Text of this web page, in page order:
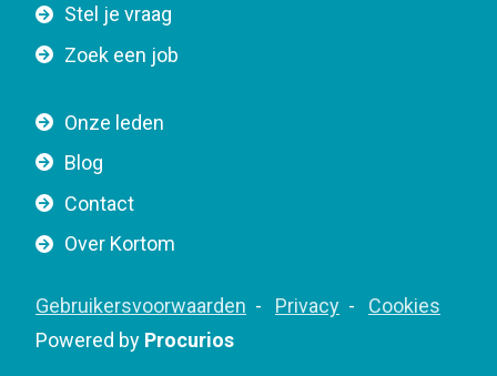
t
e
a
v
i
a
i
o
Stel je vraag
Zoek een job
Onze leden
Blog
Contact
Over Kortom
F
o
Gebruikersvoorwaarden Privacy
Cookies
Powered by Procurios
a
v
g
t
i
o